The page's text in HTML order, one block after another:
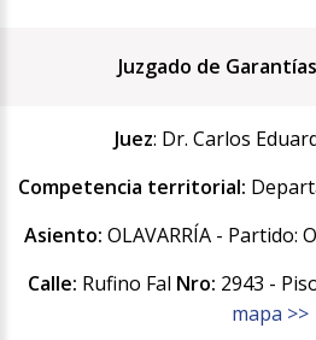
Juzgado de
Juez: Dr. Carlos
Competencia territorial:
Asiento: OLAVARRÍA - Partido:
Calle: Rufino Fal Nro: 2943 -
mapa >>